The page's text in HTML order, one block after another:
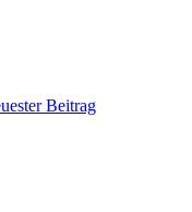
Beitrag